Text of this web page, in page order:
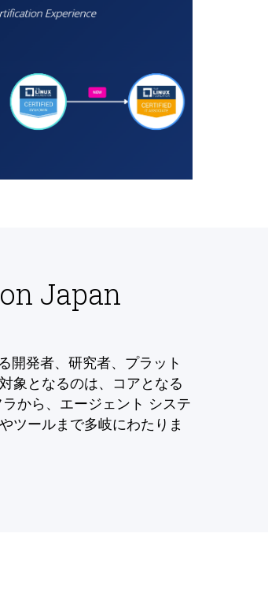
Japan
開発者、研究者、プラット
象となるのは、コアとなる
から、エージェント システ
ツールまで多岐にわたりま